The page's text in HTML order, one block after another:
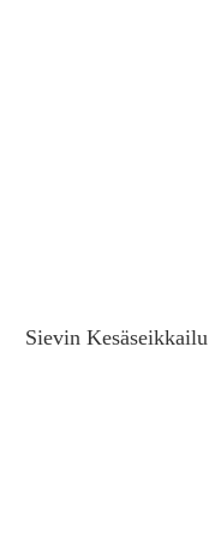
Sievin Kesäseikkailu